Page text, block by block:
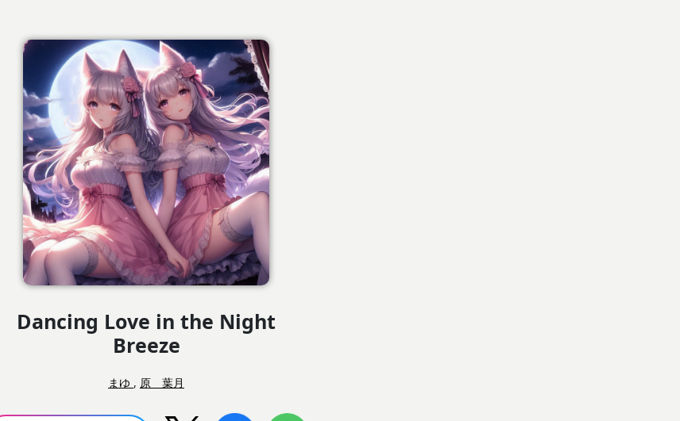
Dancing Love in the Night
Breeze
まゆ , 原 葉月